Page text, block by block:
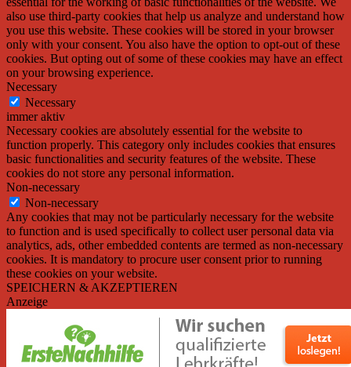
also use third-party cookies that help us analyze and understand how
you use this website. These cookies will be stored in your browser
only with your consent. You also have the option to opt-out of these
cookies. But opting out of some of these cookies may have an effect
on your browsing experience.
Necessary
Necessary
immer aktiv
Necessary cookies are absolutely essential for the website to
function properly. This category only includes cookies that ensures
basic functionalities and security features of the website. These
cookies do not store any personal information.
Non-necessary
Non-necessary
Any cookies that may not be particularly necessary for the website
to function and is used specifically to collect user personal data via
analytics, ads, other embedded contents are termed as non-necessary
cookies. It is mandatory to procure user consent prior to running
these cookies on your website.
SPEICHERN & AKZEPTIEREN
Anzeige